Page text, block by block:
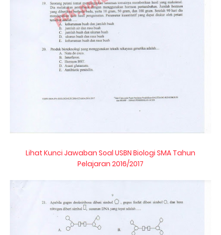
Lihat Kunci Jawaban Soal USBN Biologi SMA Tahun
Pelajaran 2016/2017